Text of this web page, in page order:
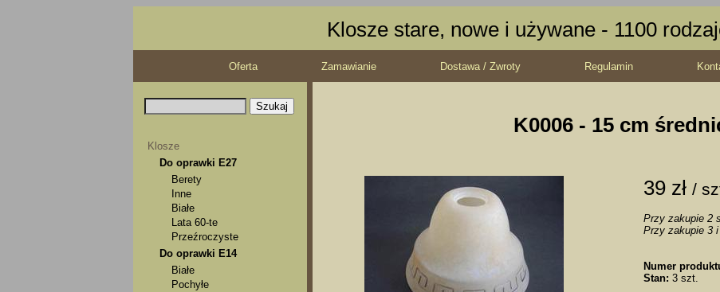
Klosze stare, nowe i używane - 1100
Oferta Zamawianie Dostawa / Zwroty Regulamin
Klosze
Do oprawki E27
Berety
Inne
Białe
Lata 60-te
Przeźroczyste
Do oprawki E14
Białe
Pochyłe
K0006 - 15 cm
39 zł /
Przy zakupie 2
Przy zakupie 3 i
Numer
Stan: 3 szt.